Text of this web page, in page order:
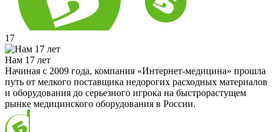
17
Нам 17 лет
Начиная с 2009 года, компания «Интернет-медицина» прошла
путь от мелкого поставщика недорогих расходных материалов
и оборудования до серьезного игрока на быстрорастущем
рынке медицинского оборудования в России.